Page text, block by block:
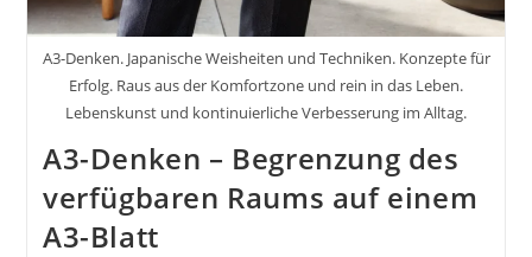
A3-Denken. Japanische Weisheiten und Techniken. Konzepte für
Erfolg. Raus aus der Komfortzone und rein in das Leben.
Lebenskunst und kontinuierliche Verbesserung im Alltag.
A3-Denken – Begrenzung des
verfügbaren Raums auf einem
A3-Blatt